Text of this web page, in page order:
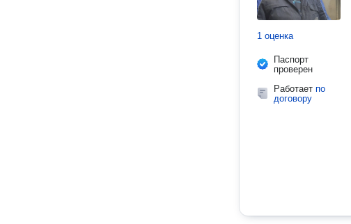
1 оценка
Паспорт
проверен
Работает по
договору